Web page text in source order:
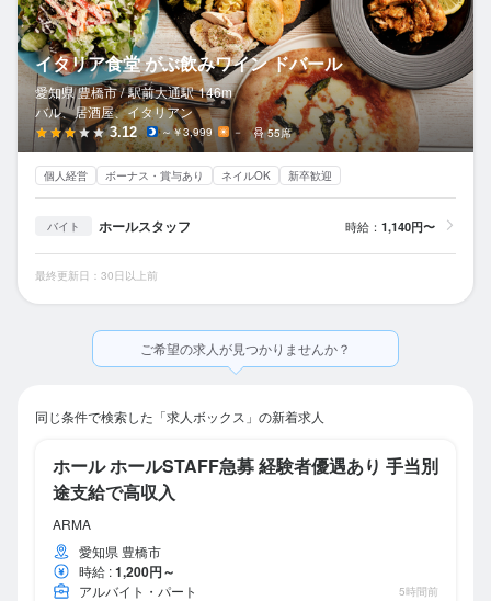
イタリア食堂 がぶ飲みワイン ドバール
愛知県 豊橋市 / 駅前大通駅 146m
バル、居酒屋、イタリアン
3.12 ～￥3,999 － 55席
個人経営 ボーナス・賞与あり ネイルOK 新卒歓迎
バイト ホールスタッフ 時給： 1,140円〜
最終更新日：30日以上前
ご希望の求人が見つかりませんか？
同じ条件で検索した「求人ボックス」の新着求人
ホール ホールSTAFF急募 経験者優遇あり 手当別
途支給で高収入
ARMA
愛知県 豊橋市
時給 :1,200円～
アルバイト・パート 5時間前